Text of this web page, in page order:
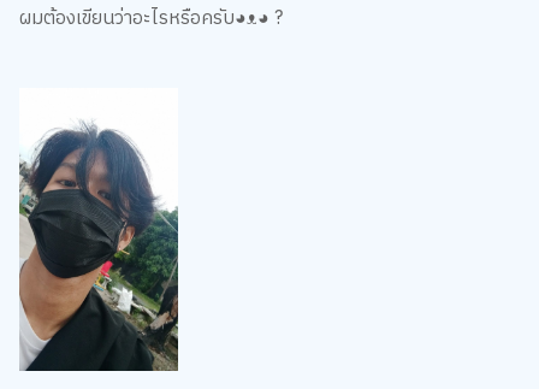
ผมต้องเขียนว่าอะไรหรือครับ◕ᴥ◕ ?